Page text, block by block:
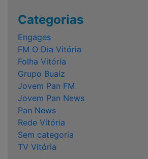
Categorias
Engages
FM O Dia Vitória
Folha Vitória
Grupo Buaiz
Jovem Pan FM
Jovem Pan News
Pan News
Rede Vitória
Sem categoria
TV Vitória